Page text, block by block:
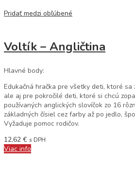
Pridať medzi obľúbené
Voltík – Angličtina
Hlavné body:
Edukačná hračka pre všetky deti, ktoré sa
ale aj pre pokročilé deti, ktoré si chcú
používaných anglických slovíčok zo 16
základných čísiel cez farby až po jedlo,
Vyžaduje pomoc rodičov.
12,62 € s DPH
Viac info